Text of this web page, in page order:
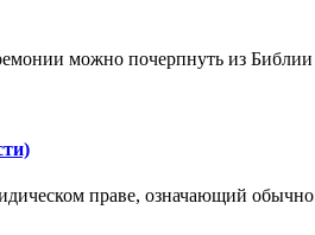
можно почерпнуть из
праве, означающий